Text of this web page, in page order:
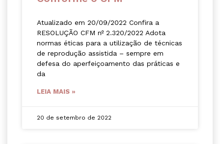
Atualizado em 20/09/2022 Confira a
RESOLUÇÃO CFM nº 2.320/2022 Adota
normas éticas para a utilização de técnicas
de reprodução assistida – sempre em
defesa do aperfeiçoamento das práticas e
da
LEIA MAIS »
20 de setembro de 2022